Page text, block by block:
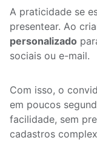
A praticidade se
presentear. Ao
personalizado
sociais ou e-mail.
Com isso, o
em poucos
facilidade, sem
cadastros